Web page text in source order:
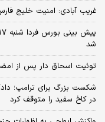
غریب آبادی: امنیت خلیج
شد
توئیت اسحاق دار پس از
شکست بزرگ برای ترامپ؛
در کاخ سفید را متوقف کرد